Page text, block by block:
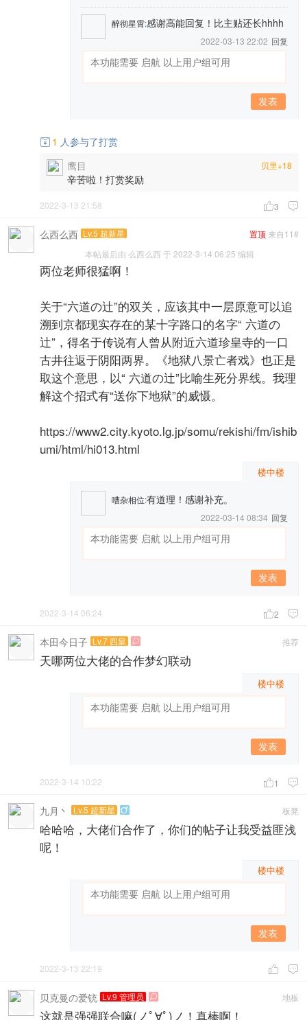
醉彻星霄:感谢高能回复！比主贴还长hhhh
2022-03-13 22:02 回复
发表
 1 人参与了打赏
贝里+18
鹰目
辛苦啦！打赏奖励
3 
2022-3-13 21:58
置顶 来自11#
么西么西 Lv.5 超新星
本帖最后由 么西么西 于 2022-3-14 06:25 编辑
两位老师很猛啊！
关于“六道の辻”的双关，应该其中一层原意可以追
溯到京都现实存在的某十字路口的名字“ 六道の
辻”，得名于传说有人曾从附近六道珍皇寺的一口
古井往返于阴阳两界。《地狱八景亡者戏》也正是
取这个意思，以“ 六道の辻”比喻生死分界线。我理
解这个招式有“送你下地狱”的威慑。
https://www2.city.kyoto.lg.jp/somu/rekishi/fm/ishib
umi/html/hi013.html
楼中楼
嘈杂相位:有道理！感谢补充。
2022-03-14 08:34 回复
发表
2 
2022-3-14 06:24
推荐
本田今日子 Lv.7 四皇 
天哪两位大佬的合作梦幻联动
楼中楼
发表
1 
2022-3-14 10:22
板凳
九月丶 Lv.5 超新星 
哈哈哈，大佬们合作了，你们的帖子让我受益匪浅
呢！
楼中楼
发表
 
2022-3-13 22:19
地板
贝克曼の爱铳 Lv.9 管理员 
这就是强强联合嘛(ノﾟ∀ﾟ)ノ！真棒啊！